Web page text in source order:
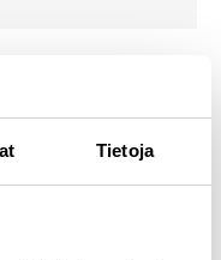
Tietoja